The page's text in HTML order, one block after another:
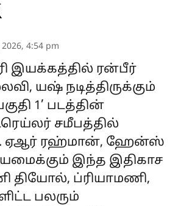
4:54 pm
இயக்கத்தில் ரன்பீர்
யஷ் நடித்திருக்கும்
1’ படத்தின்
சமீபத்தில்
ஏஆர் ரஹ்மான், ஹேன்ஸ்
இந்த இதிகாச
தியோல், ப்ரியாமணி,
பலரும்